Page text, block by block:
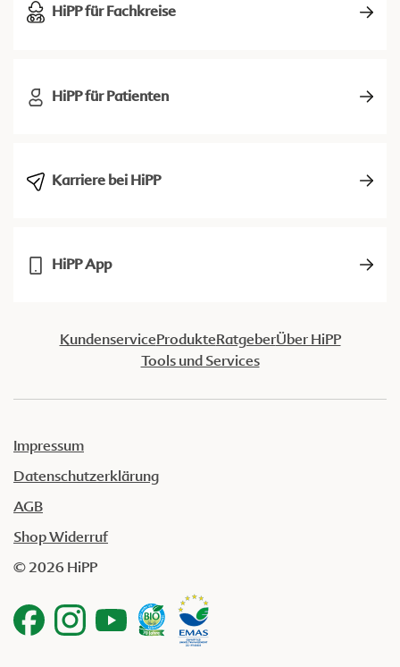
HiPP für Fachkreise
HiPP für Patienten
Karriere bei HiPP
HiPP App
KundenserviceProdukteRatgeberÜber HiPP
Tools und Services
Impressum
Datenschutzerklärung
AGB
Shop Widerruf
© 2026 HiPP